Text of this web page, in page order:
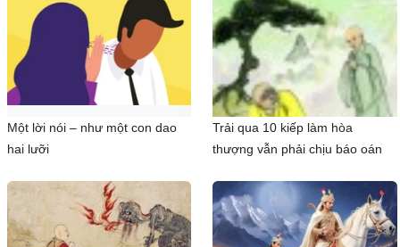
Một lời nói – như một con dao
hai lưỡi
Trải qua 10 kiếp làm hòa
thượng vẫn phải chịu báo oán